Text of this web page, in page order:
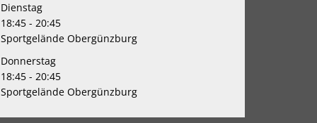
Dienstag
18:45 - 20:45
Sportgelände Obergünzburg
Donnerstag
18:45 - 20:45
Sportgelände Obergünzburg